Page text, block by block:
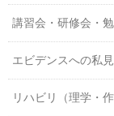
講習会・研修会・
エビデンスへの私見
リハビリ（理学・